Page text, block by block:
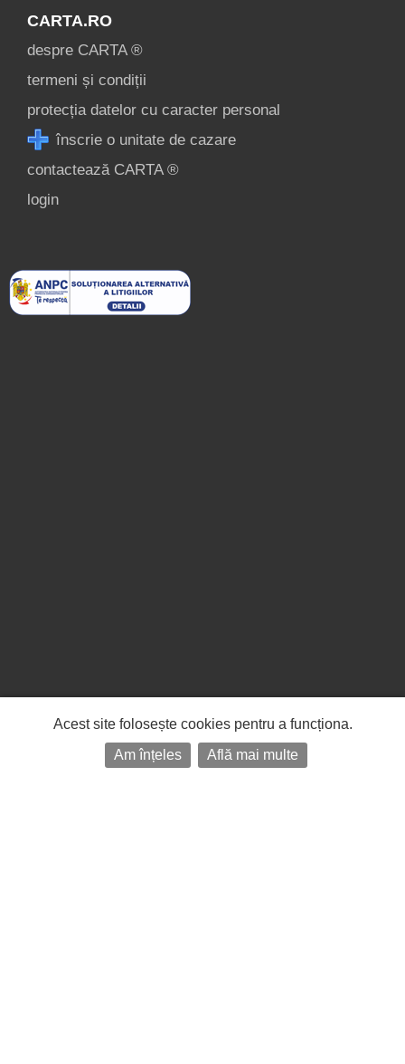
CARTA.RO
despre CARTA ®
termeni și condiții
protecția datelor cu caracter personal
înscrie o unitate de cazare
contactează CARTA ®
login
Acest site folosește cookies pentru a funcționa.
Am înțeles
Află mai multe